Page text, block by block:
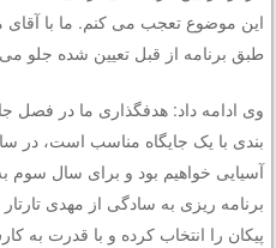
این موضوع تعجب می کنم. ما با آقای
طبق برنامه از قبل تعیین شده جلو می
وی ادامه داد: هدفگذاری ما در فصل
بندی با یک جایگاه مناسب است، در
آسیایی خواهیم بود و برای سال سوم به
برنامه ریزی به سادگی از مهدی تارتار
پیکان را انتخاب کرده و با قدرت به